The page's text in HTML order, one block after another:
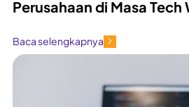
Perusahaan di Masa Tech
Baca selengkapnya